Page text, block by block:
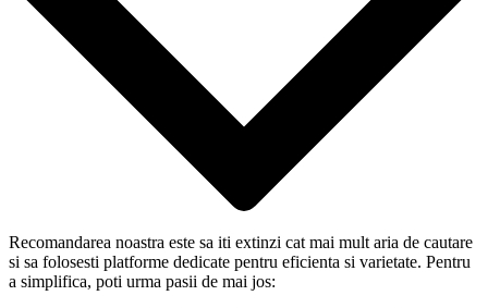
Recomandarea noastra este sa iti extinzi cat mai mult aria de cautare
si sa folosesti platforme dedicate pentru eficienta si varietate. Pentru
a simplifica, poti urma pasii de mai jos: